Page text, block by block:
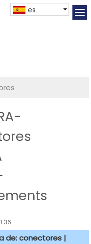
es
de: conectores |